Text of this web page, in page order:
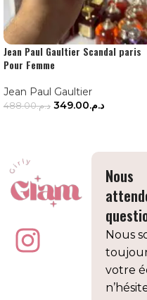
Jean Paul Gaultier Scandal paris
Pour Femme
Jean Paul Gaultier
د.م.488.00 د.م.349.00
Nous
Nous
votre